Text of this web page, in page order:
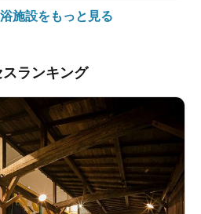
施設をもっと見る
ランキング